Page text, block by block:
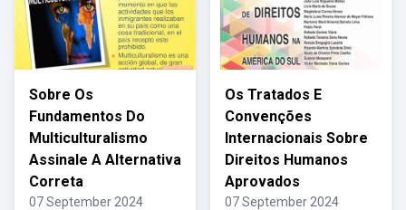
Sobre Os
Fundamentos Do
Multiculturalismo
Assinale A Alternativa
Correta
07 September 2024
Os Tratados E
Convenções
Internacionais Sobre
Direitos Humanos
Aprovados
07 September 2024